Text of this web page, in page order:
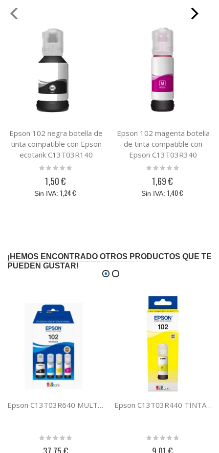
Epson 102 negra botella de
tinta compatible con Epson
ecotank C13T03R140
Rating:
1,50 €
1,24 €
Epson 102 magenta botella
de tinta compatible con
Epson C13T03R340
Rating:
1,69 €
1,40 €
¡HEMOS ENCONTRADO OTROS PRODUCTOS QUE TE
PUEDEN GUSTAR!
Epson C13T03R640 MULTIPACK 4 COLORES 102 ECOTANK
Rating:
Epson C13T03R440 TINTA AMARILLO 102 ECOTANK
Rating: